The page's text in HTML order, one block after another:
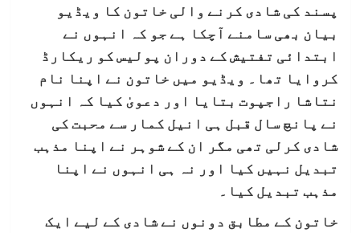
پسند کی شادی کرنے والی خاتون کا ویڈیو
بیان بھی سامنے آچکا ہے جو کہ انہوں نے
ابتدائی تفتیش کے دوران پولیس کو ریکارڈ
کروایا تھا۔ ویڈیو میں خاتون نے اپنا نام
نتاشا راجپوت بتایا اور دعویٰ کیا کہ انہوں
نے پانچ سال قبل ہی انیل کمار سے محبت کی
شادی کرلی تھی مگر ان کے شوہر نے اپنا مذہب
تبدیل نہیں کیا اور نہ ہی انہوں نے اپنا
مذہب تبدیل کیا۔
خاتون کے مطابق دونوں نے شادی کے لیے ایک